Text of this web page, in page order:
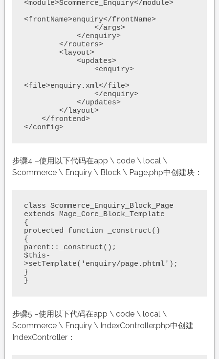
<module>Scommerce_Enquiry</module>
<frontName>enquiry</frontName>
<file>enquiry.xml</file>
</config>
步骤4 –使用以下代码在app \ code \ local \
Scommerce \ Enquiry \ Block \ Page.php中创建块：
class Scommerce_Enquiry_Block_Page
extends Mage_Core_Block_Template
{
protected function _construct()
{
parent::_construct();
$this-
>setTemplate('enquiry/page.phtml');
}
}
步骤5 –使用以下代码在app \ code \ local \
Scommerce \ Enquiry \ IndexController.php中创建
IndexController：